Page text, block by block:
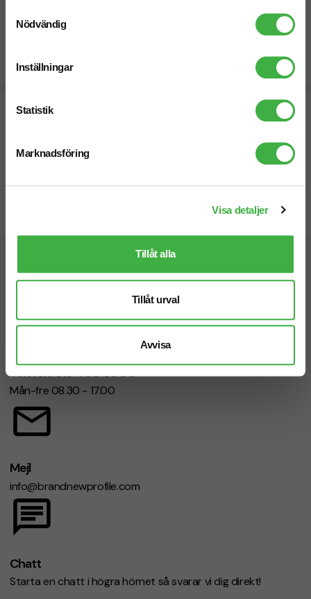
Nödvändig
Inställningar
Statistik
Marknadsföring
Visa detaljer
Tillåt alla
Tillåt urval
Avvisa
Designskiss inom 1 h
Vi hjälper dig gärna!
Telefon: 019-760 65 00
Mån-fre 08.30 - 17.00
Mejl
info@brandnewprofile.com
Chatt
Starta en chatt i högra hörnet så svarar vi dig direkt!